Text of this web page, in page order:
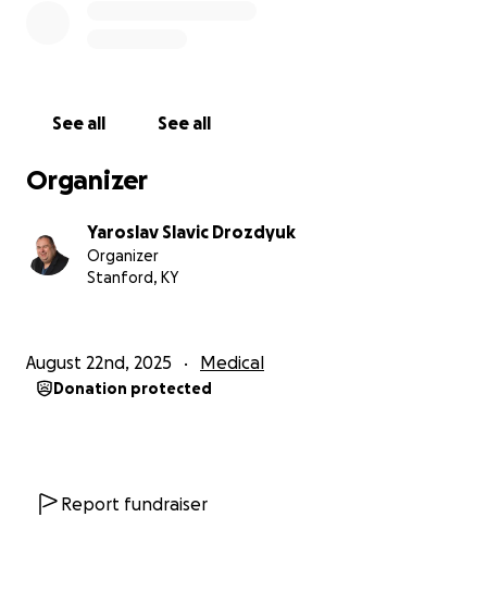
See all See all
Organizer
Yaroslav Slavic Drozdyuk
Organizer
Stanford, KY
August 22nd, 2025 Medical
Donation protected
Report fundraiser